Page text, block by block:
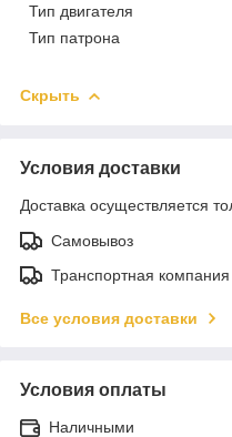
Тип двигателя
Тип патрона
Скрыть
Условия доставки
Доставка осуществляется
Самовывоз
Транспортная компания
Все условия доставки
Условия оплаты
Наличными